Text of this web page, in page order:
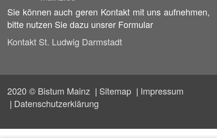
Sie können auch geren Kontakt mit uns aufnehmen,
bitte nutzen Sie dazu unsrer Formular
Kontakt St. Ludwig Darmstadt
2020 © Bistum Mainz Sitemap
Impressum
Datenschutzerklärung